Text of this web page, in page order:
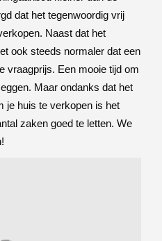
dat het tegenwoordig vrij
Naast dat het
ook steeds normaler dat een
vraagprijs. Een mooie tijd om
Maar ondanks dat het
je huis te verkopen is het
zaken goed te letten. We